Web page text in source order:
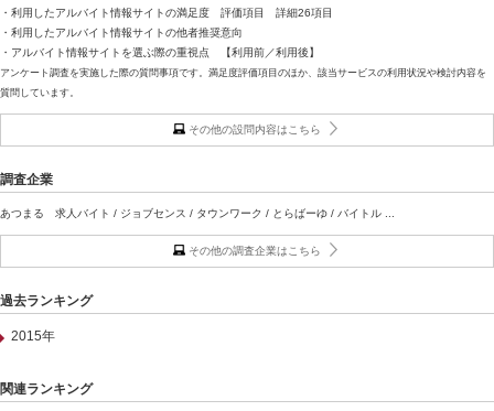
・利用したアルバイト情報サイトの満足度 評価項目 詳細26項目
・利用したアルバイト情報サイトの他者推奨意向
・アルバイト情報サイトを選ぶ際の重視点 【利用前／利用後】
アンケート調査を実施した際の質問事項です。満足度評価項目のほか、該当サービスの利用状況や検討内容を
質問しています。
その他の設問内容はこちら
調査企業
あつまる 求人バイト / ジョブセンス / タウンワーク / とらばーゆ / バイトル ...
その他の調査企業はこちら
過去ランキング
2015年
関連ランキング